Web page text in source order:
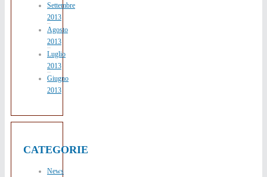
Settembre
2013
Agosto
2013
Luglio
2013
Giugno
2013
CATEGORIE
News